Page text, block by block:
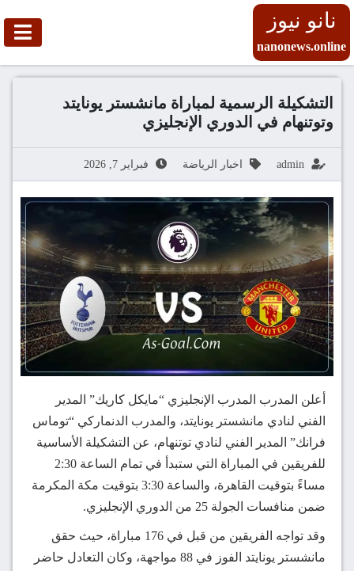
نانو نيوز
nanonews.online
التشكيلة الرسمية لمباراة مانشستر يونايتد
وتوتنهام في الدوري الإنجليزي
admin اخبار الرياضة فبراير 7, 2026
أعلن المدرب المدرب الإنجليزي “مايكل كاريك” المدير
الفني لنادي مانشستر يونايتد، والمدرب الدنماركي “توماس
فرانك” المدير الفني لنادي توتنهام، عن التشكيلة الأساسية
للفريقين في المباراة التي ستبدأ في تمام الساعة 2:30
مساءً بتوقيت القاهرة، والساعة 3:30 بتوقيت مكة المكرمة
ضمن منافسات الجولة 25 من الدوري الإنجليزي.
وقد تواجه الفريقين من قبل في 176 مباراة، حيث حقق
مانشستر يونايتد الفوز في 88 مواجهة، وكان التعادل حاضر